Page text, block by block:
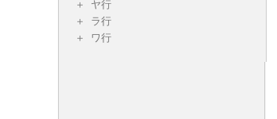
ヤ行
ラ行
ワ行